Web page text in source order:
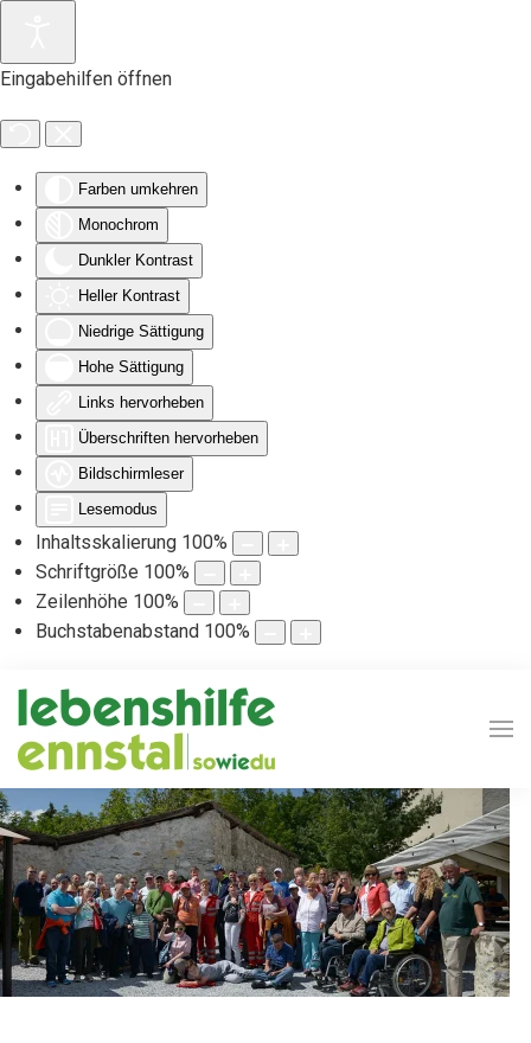
Eingabehilfen öffnen
Farben umkehren
Monochrom
Dunkler Kontrast
Heller Kontrast
Niedrige Sättigung
Hohe Sättigung
Links hervorheben
Überschriften hervorheben
Bildschirmleser
Lesemodus
Inhaltsskalierung 100%
Schriftgröße 100%
Zeilenhöhe 100%
Buchstabenabstand 100%
Zum Hauptinhalt springen